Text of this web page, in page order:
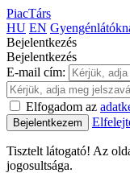
PiacTárs
HU EN
Bejelentkezés
Bejelentkezés
E-mail cím:
Elfogadom az
Bejelentkezem
Tisztelt látogató! Az
jogosultsága.